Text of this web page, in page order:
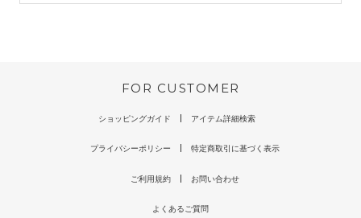
FOR CUSTOMER
ショッピングガイド アイテム詳細検索
プライバシーポリシー 特定商取引に基づく表示
ご利用規約 お問い合わせ
よくあるご質問